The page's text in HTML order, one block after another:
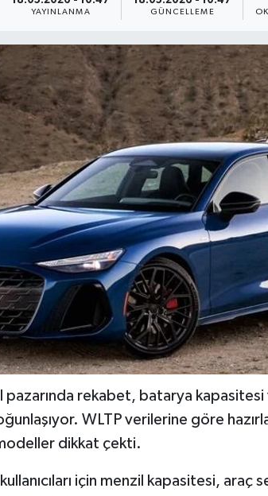
YAYINLANMA GÜNCELLEME
pazarında rekabet, batarya
WLTP verilerine göre
dikkat çekti.
için menzil kapasitesi, araç